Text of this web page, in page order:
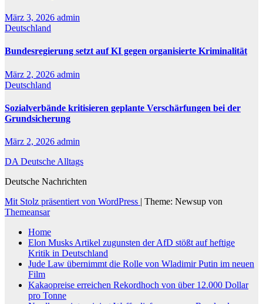
März 3, 2026 admin
Deutschland
Bundesregierung setzt auf KI gegen organisierte Kriminalität
März 2, 2026 admin
Deutschland
Sozialverbände kritisieren geplante Verschärfungen bei der
Grundsicherung
März 2, 2026 admin
DA Deutsche Alltags
Deutsche Nachrichten
Mit Stolz präsentiert von WordPress | Theme: Newsup von
Themeansar
Home
Elon Musks Artikel zugunsten der AfD stößt auf heftige
Kritik in Deutschland
Jude Law übernimmt die Rolle von Wladimir Putin im neuen
Film
Kakaopreise erreichen Rekordhoch von über 12.000 Dollar
pro Tonne